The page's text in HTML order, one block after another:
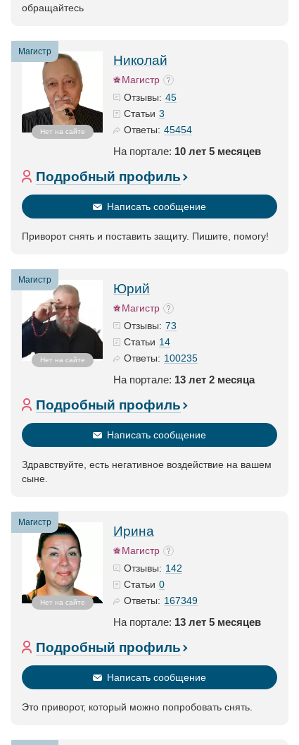
обращайтесь
Магистр
Нет на сайте
Николай
Магистр
Отзывы: 45
Статьи 3
Ответы: 45454
На портале: 10 лет 5 месяцев
Подробный профиль
Написать сообщение
Приворот снять и поставить защиту. Пишите, помогу!
Магистр
Нет на сайте
Юрий
Магистр
Отзывы: 73
Статьи 14
Ответы: 100235
На портале: 13 лет 2 месяца
Подробный профиль
Написать сообщение
Здравствуйте, есть негативное воздействие на вашем
сыне.
Магистр
Нет на сайте
Ирина
Магистр
Отзывы: 142
Статьи 0
Ответы: 167349
На портале: 13 лет 5 месяцев
Подробный профиль
Написать сообщение
Это приворот, который можно попробовать снять.